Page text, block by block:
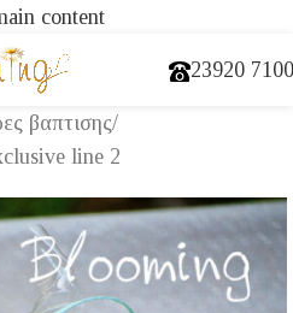
content
23920
βαπτισης/
line 2